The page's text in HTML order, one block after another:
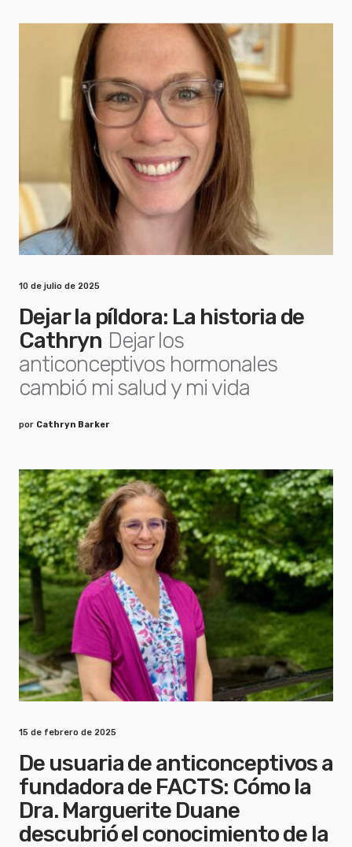
10 de julio de 2025
Dejar la píldora: La historia de
Cathryn Dejar los
anticonceptivos hormonales
cambió mi salud y mi vida
por Cathryn Barker
15 de febrero de 2025
De usuaria de anticonceptivos a
fundadora de FACTS: Cómo la
Dra. Marguerite Duane
descubrió el conocimiento de la